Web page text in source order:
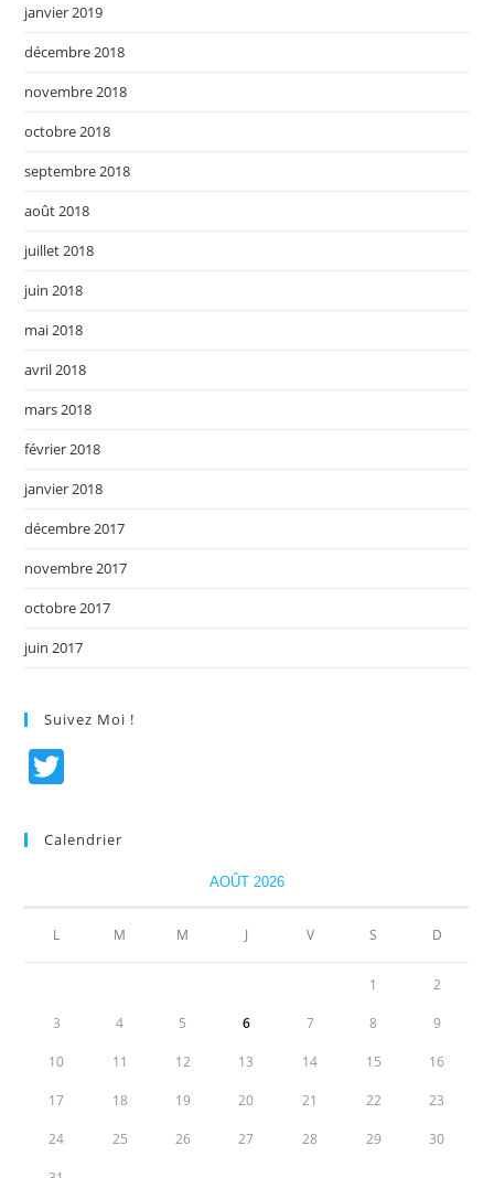
janvier 2019
décembre 2018
novembre 2018
octobre 2018
septembre 2018
août 2018
juillet 2018
juin 2018
mai 2018
avril 2018
mars 2018
février 2018
janvier 2018
décembre 2017
novembre 2017
octobre 2017
juin 2017
Suivez Moi !
itt
Calendrier
AOÛT 2026
L M M J V S D
1 2
3 4 5 6 7 8 9
10 11 12 13 14 15 16
17 18 19 20 21 22 23
24 25 26 27 28 29 30